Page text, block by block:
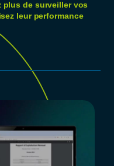
de surveiller vos
leur performance